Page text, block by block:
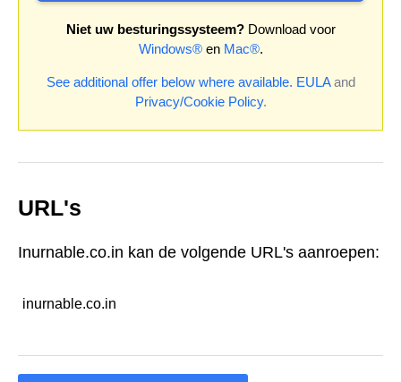
Niet uw besturingssysteem?Download voor
Windows®en Mac®.
See additional offer below where available. EULAand
Privacy/Cookie Policy.
URL's
Inurnable.co.in kan de volgende URL's aanroepen:
inurnable.co.in